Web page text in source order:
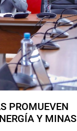
PROMUEVEN
Y MINAS